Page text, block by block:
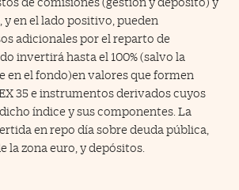
y en el lado positivo, pueden
adicionales por el reparto de
invertirá hasta el 100% (salvo la
en el fondo)en valores que formen
35 e instrumentos derivados cuyos
índice y sus componentes. La
en repo día sobre deuda pública,
la zona euro, y depósitos.